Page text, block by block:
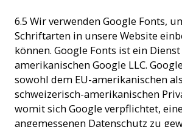
6.5 Wir verwenden Google Fonts,
Schriftarten in unsere Website
können. Google Fonts ist ein
amerikanischen Google LLC.
sowohl dem EU-amerikanischen
schweizerisch-amerikanischen
womit sich Google verpflichtet,
angemessenen Datenschutz zu